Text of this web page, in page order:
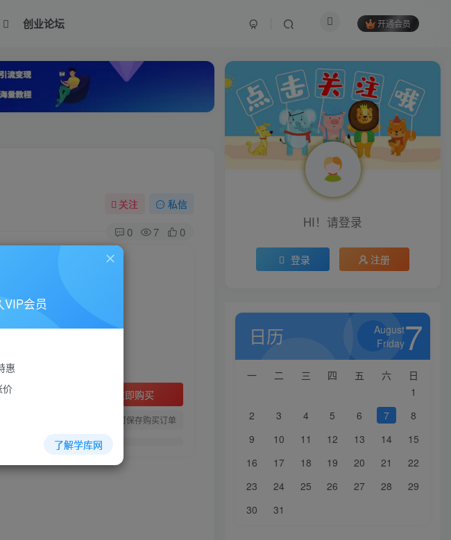
创业论坛 开通会员
关注 私信
0 7 0
立即购买
当前未登录！建议登陆后购买，可保存购买订单
HI！请登录
登录 注册
日历
August
Friday7
一 二 三 四 五 六
日
1
2
3 4 5 6 7
8
9
10 11 12 13 14
15
16
17 18 19 20 21
22
23
24 25 26 27 28
29
30
31
生活也美好了！
VIP会员
惠
价
了解学库网